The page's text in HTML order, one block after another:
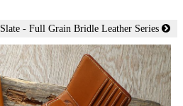
Slate - Full Grain Bridle Leather Series